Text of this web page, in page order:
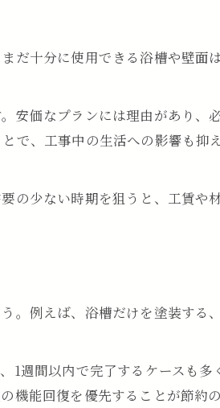
だ十分に使用できる浴槽や壁面
安価なプランには理由があり、
で、工事中の生活への影響も抑
の少ない時期を狙うと、工賃や
。例えば、浴槽だけを塗装する
1週間以内で完了するケースも多
機能回復を優先することが節約